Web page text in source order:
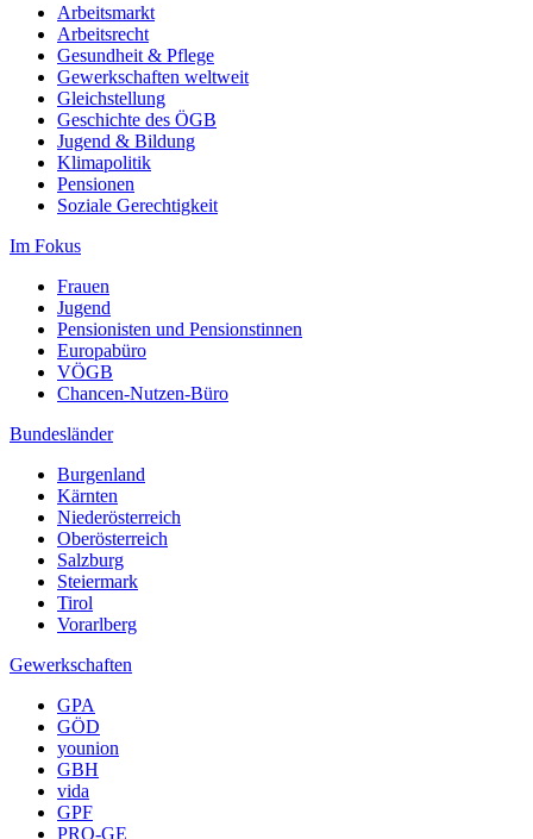
Arbeitsmarkt
Arbeitsrecht
Gesundheit & Pflege
Gewerkschaften weltweit
Gleichstellung
Geschichte des ÖGB
Jugend & Bildung
Klimapolitik
Pensionen
Soziale Gerechtigkeit
Im Fokus
Frauen
Jugend
Pensionisten und Pensionstinnen
Europabüro
VÖGB
Chancen-Nutzen-Büro
Bundesländer
Burgenland
Kärnten
Niederösterreich
Oberösterreich
Salzburg
Steiermark
Tirol
Vorarlberg
Gewerkschaften
GPA
GÖD
younion
GBH
vida
GPF
PRO-GE